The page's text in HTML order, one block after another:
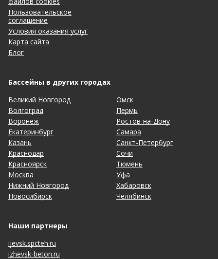
Пользовательское
соглашение
Условия оказания услуг
Карта сайта
Блог
Бассейны в других городах
Великий Новгород
Волгоград
Воронеж
Екатеринбург
Казань
Краснодар
Красноярск
Москва
Нижний Новгород
Новосибирск
Омск
Пермь
Ростов-на-Дону
Самара
Санкт-Петербург
Сочи
Тюмень
Уфа
Хабаровск
Челябинск
Наши партнеры
ijevsk.spcteh.ru
izhevsk-beton.ru